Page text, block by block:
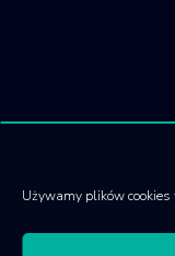
Używamy plików